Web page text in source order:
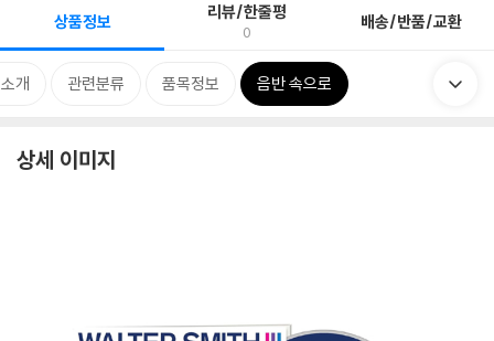
상품정보 리뷰/한줄평
0 배송/반품/교환
개 관련분류 품목정보 음반 속으로
상세 이미지